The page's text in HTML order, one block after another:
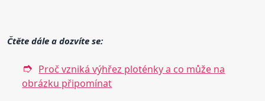
Čtěte dále a dozvíte se:
Proč vzniká výhřez ploténky a co může na
obrázku připomínat